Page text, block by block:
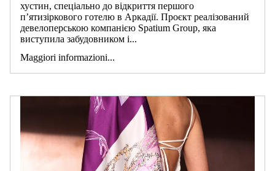
хустин, спеціально до відкриття першого
п’ятизіркового готелю в Аркадії. Проєкт реалізований
девелоперською компанією Spatium Group, яка
виступила забудовником і...
Maggiori informazioni...